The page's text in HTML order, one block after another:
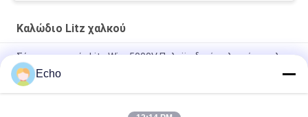
Καλώδιο Litz χαλκού
Σύρμα με ταινία Litz Wire 5000V Πολυϊμιδικό τυλιγμένο φιλμ
Mylar Καλυμμένο σύρμα χαλκού
Custom Litz Wire 0,03mmx600/2000 Kapton Tapeed Copper
Echo